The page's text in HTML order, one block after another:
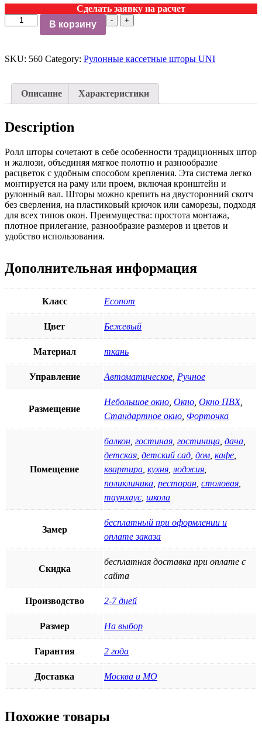
Сделать заявку на расчет
- +
В корзину
SKU: 560 Category: Рулонные кассетные шторы UNI
Описание Характеристики
Description
Ролл шторы сочетают в себе особенности традиционных штор
и жалюзи, объединяя мягкое полотно и разнообразие
расцветок с удобным способом крепления. Эта система легко
монтируется на раму или проем, включая кронштейн и
рулонный вал. Шторы можно крепить на двусторонний скотч
без сверления, на пластиковый крючок или саморезы, подходя
для всех типов окон. Преимущества: простота монтажа,
плотное прилегание, разнообразие размеров и цветов и
удобство использования.
Дополнительная информация
Класс Econom
Цвет Бежевый
Материал ткань
Управление Автоматическое Ручное
Размещение
Небольшое окно Окно Окно ПВХ,
Стандартное окно Форточка
Помещение
балкон гостиная гостиница дача
детская детский сад дом кафе
квартира кухня лоджия
поликлиника ресторан столовая
таунхаус школа
Замер
бесплатный при оформлении и
оплате заказа
Скидка
бесплатная доставка при оплате с
сайта
Производство 2-7 дней
Размер На выбор
Гарантия 2 года
Доставка Москва и МО
Похожие товары